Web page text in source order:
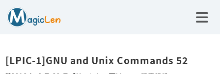
[LPIC-1]GNU and Unix Commands 52